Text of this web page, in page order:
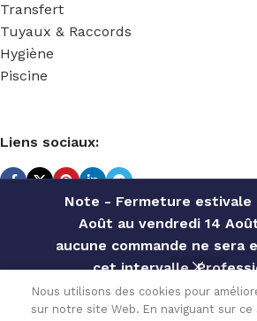
Note - Fermeture estivale
Août au vendredi 14
aucune commande ne sera
cet intervalle.
Contactez notre service
pour des offres
Transfert
Tuyaux & Raccords
Hygiène
Piscine
Liens sociaux:
TECHNIDOSE 2022 Réalisé par
Nous utilisons des cookies pour
sur notre site Web. En naviguant sur
HP 1
ETAGE
1.1KW –
1,371.60€